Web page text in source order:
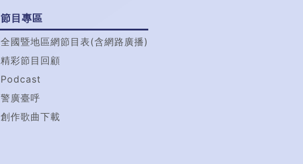
節目專區
全國暨地區網節目表(含網路廣播)
精彩節目回顧
Podcast
警廣臺呼
創作歌曲下載